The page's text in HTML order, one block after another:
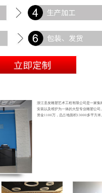
浙江圣发雕塑艺术工程有限公司是一家集
安装以及维护为一体的大型专业雕塑公司
资金1100万，总占地面积13000多平方米